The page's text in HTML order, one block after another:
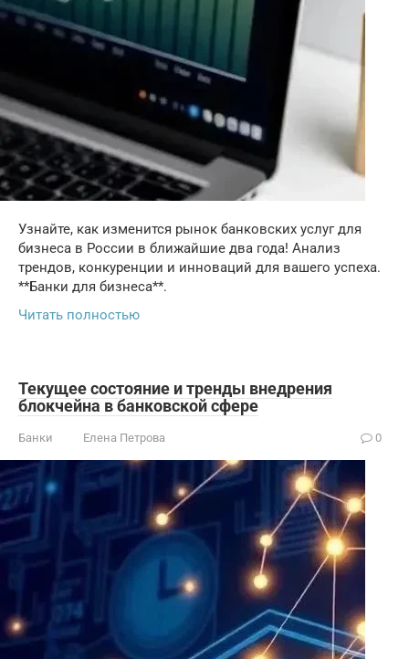
Узнайте, как изменится рынок банковских услуг для
бизнеса в России в ближайшие два года! Анализ
трендов, конкуренции и инноваций для вашего успеха.
**Банки для бизнеса**.
Читать полностью
Текущее состояние и тренды внедрения
блокчейна в банковской сфере
Банки Елена Петрова 0